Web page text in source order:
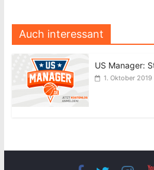
Auch interessant
US Manager:
1. Oktober 2019